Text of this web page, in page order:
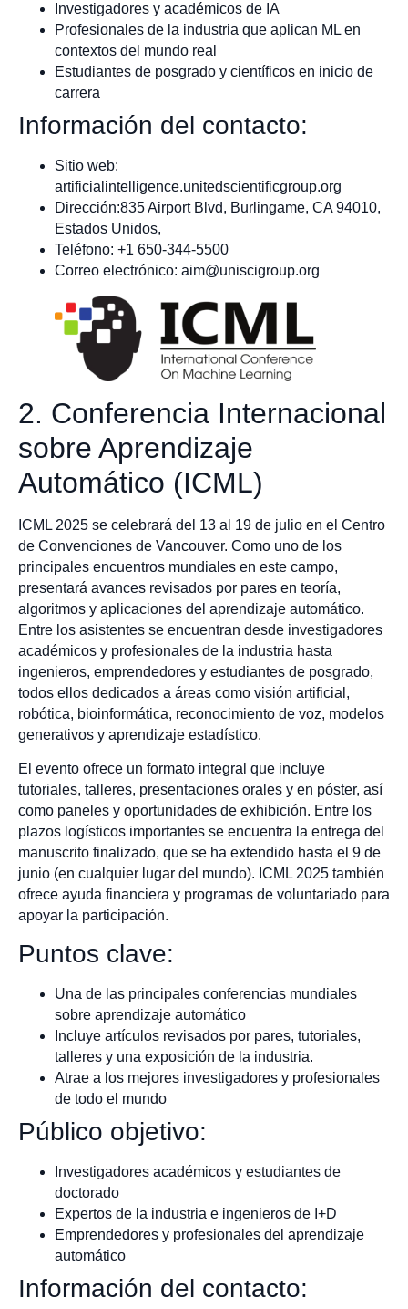
Investigadores y académicos de IA
Profesionales de la industria que aplican ML en
contextos del mundo real
Estudiantes de posgrado y científicos en inicio de
carrera
Información del contacto:
Sitio web:
artificialintelligence.unitedscientificgroup.org
Dirección:835 Airport Blvd, Burlingame, CA 94010,
Estados Unidos,
Teléfono: +1 650-344-5500
Correo electrónico: aim@uniscigroup.org
2. Conferencia Internacional
sobre Aprendizaje
Automático (ICML)
ICML 2025 se celebrará del 13 al 19 de julio en el Centro
de Convenciones de Vancouver. Como uno de los
principales encuentros mundiales en este campo,
presentará avances revisados por pares en teoría,
algoritmos y aplicaciones del aprendizaje automático.
Entre los asistentes se encuentran desde investigadores
académicos y profesionales de la industria hasta
ingenieros, emprendedores y estudiantes de posgrado,
todos ellos dedicados a áreas como visión artificial,
robótica, bioinformática, reconocimiento de voz, modelos
generativos y aprendizaje estadístico.
El evento ofrece un formato integral que incluye
tutoriales, talleres, presentaciones orales y en póster, así
como paneles y oportunidades de exhibición. Entre los
plazos logísticos importantes se encuentra la entrega del
manuscrito finalizado, que se ha extendido hasta el 9 de
junio (en cualquier lugar del mundo). ICML 2025 también
ofrece ayuda financiera y programas de voluntariado para
apoyar la participación.
Puntos clave:
Una de las principales conferencias mundiales
sobre aprendizaje automático
Incluye artículos revisados por pares, tutoriales,
talleres y una exposición de la industria.
Atrae a los mejores investigadores y profesionales
de todo el mundo
Público objetivo:
Investigadores académicos y estudiantes de
doctorado
Expertos de la industria e ingenieros de I+D
Emprendedores y profesionales del aprendizaje
automático
Información del contacto: